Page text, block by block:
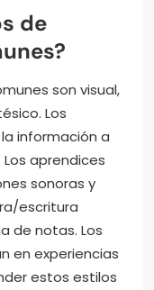
de
son visual,
Los
información a
aprendices
sonoras y
escritura
de notas. Los
en experiencias
estos estilos